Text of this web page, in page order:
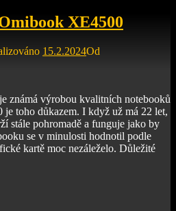
XE4500
15.2.2024Od
známá výrobou kvalitních notebooků
toho důkazem. I když už má 22 let,
stále pohromadě a funguje jako by
se v minulosti hodnotil podle
kartě moc nezáleželo. Důležité